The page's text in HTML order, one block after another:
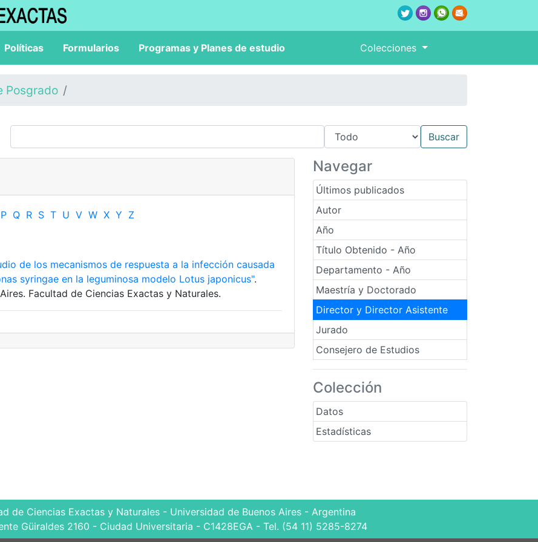
Políticas Formularios Programas y Planes de estudio Colecciones
Posgrado
Navegar
Últimos publicados
Autor
Año
Título Obtenido - Año
Departamento - Año
Maestría y Doctorado
Director y Director Asistente
Jurado
Consejero de Estudios
Colección
Datos
Estadísticas
P Q R S T U V W X Y Z
de los mecanismos de respuesta a la infección causada
syringae en la leguminosa modelo Lotus japonicus".
Facultad de Ciencias Exactas y Naturales.
de Ciencias Exactas y Naturales - Universidad de Buenos Aires - Argentina
Güiraldes 2160 - Ciudad Universitaria - C1428EGA - Tel. (54 11) 5285-8274